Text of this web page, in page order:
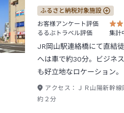
ふるさと納税対象施設
お客様アンケート評価
るるぶトラベル評価
集計
JR岡山駅連絡橋にて直結
へは車で約30分。ビジネ
も好立地なロケーション。
アクセス：
ＪＲ山陽新幹
約２分